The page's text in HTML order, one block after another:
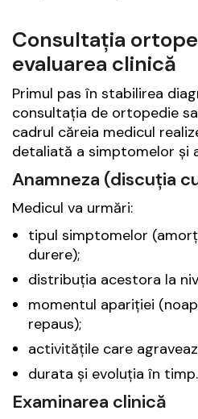
Consultația
evaluarea clinică
Primul pas în stabilirea
consultația de ortopedie
cadrul căreia medicul
detaliată a simptomelor și
Anamneza (discuția
Medicul va urmări:
tipul simptomelor
durere);
distribuția acestora la
momentul apariției
repaus);
activitățile care
durata și evoluția în timp.
Examinarea clinică